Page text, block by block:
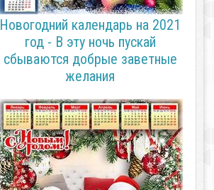
Новогодний календарь на 2021
год - В эту ночь пускай
сбываются добрые заветные
желания